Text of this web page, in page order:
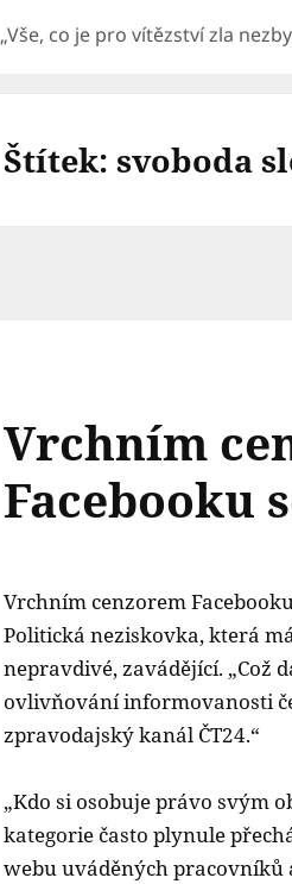
„Vše, co je pro vítězství zla
Štítek:svoboda
Vrchním
Facebooku
Vrchním cenzorem
Politická neziskovka, která
nepravdivé, zavádějící. „Což
ovlivňování informovanosti
zpravodajský kanál ČT24.“
„Kdo si osobuje právo svým
kategorie často plynule
webu uváděných pracovníků